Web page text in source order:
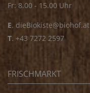
Fr: 8.00 - 15.00 Uhr
E. dieBiokiste@biohof.at
T. +43 7272 2597
FRISCHMARKT